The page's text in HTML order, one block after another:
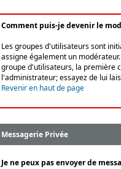
Comment puis-je devenir le
Les groupes d'utilisateurs sont
assigne également un
groupe d'utilisateurs, la première
l'administrateur; essayez de lui
Revenir en haut de page
Messagerie Privée
Je ne peux pas envoyer de